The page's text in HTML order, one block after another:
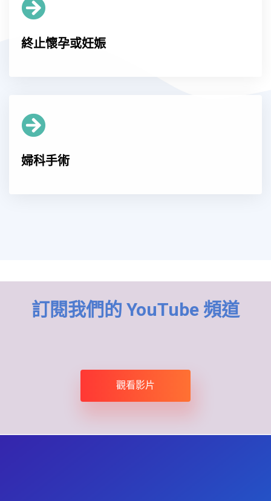
終止懷孕或妊娠
婦科手術
訂閱我們的 YouTube 頻道
觀看影片